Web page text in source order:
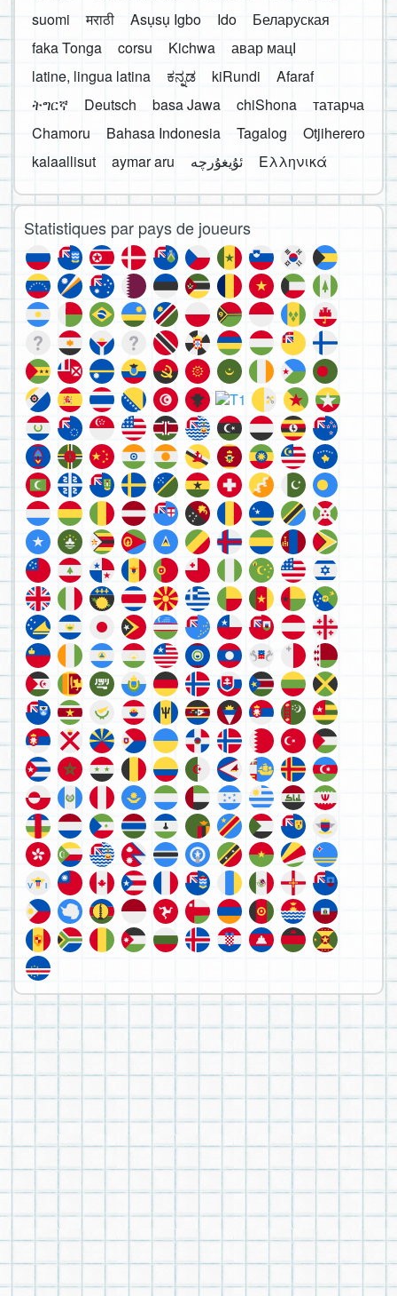
suomi
मराठी Asụsụ Igbo Ido
Беларуская
faka Tonga
corsu Kichwa
авар мацӀ
latine, lingua latina
ಕನ್ನಡ kiRundi
Afaraf
ትግርኛ
Deutsch basa Jawa chiShona
татарча
Chamoru
Bahasa Indonesia Tagalog
Otjiherero
kalaallisut
aymar aru Ελληνικά
Statistiques par pays de joueurs